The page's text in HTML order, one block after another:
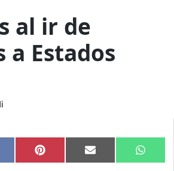
al ir de
a Estados
Compartir
en
Pinterest Compartir
en
Email
en